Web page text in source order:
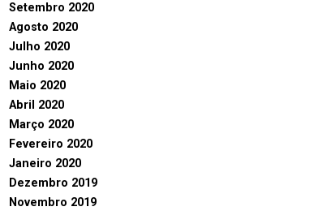
Setembro 2020
Agosto 2020
Julho 2020
Junho 2020
Maio 2020
Abril 2020
Março 2020
Fevereiro 2020
Janeiro 2020
Dezembro 2019
Novembro 2019